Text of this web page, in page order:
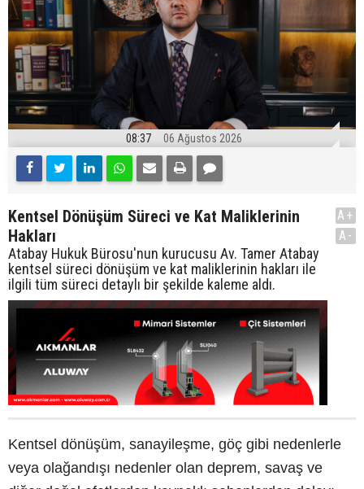
08:37 06 Ağustos 2026
Kentsel Dönüşüm Süreci ve Kat Maliklerinin
Hakları
Atabay Hukuk Bürosu'nun kurucusu Av. Tamer Atabay
kentsel süreci dönüşüm ve kat maliklerinin hakları ile
ilgili tüm süreci detaylı bir şekilde kaleme aldı.
A+
A-
Kentsel dönüşüm, sanayileşme, göç gibi nedenlerle
veya olağandışı nedenler olan deprem, savaş ve